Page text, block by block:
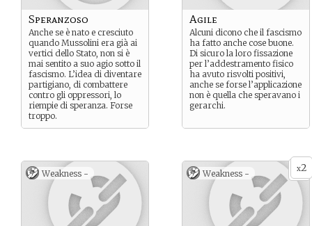
Speranzoso
Anche se è nato e cresciuto
quando Mussolini era già ai
vertici dello Stato, non si è
mai sentito a suo agio sotto il
fascismo. L’idea di diventare
partigiano, di combattere
contro gli oppressori, lo
riempie di speranza. Forse
troppo.
Agile
Alcuni dicono che il fascismo
ha fatto anche cose buone.
Di sicuro la loro fissazione
per l’addestramento fisico
ha avuto risvolti positivi,
anche se forse l’applicazione
non è quella che speravano i
gerarchi.
Weakness - x2
Weakness -